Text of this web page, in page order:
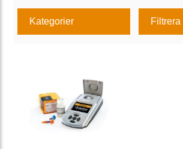
Kategorier Filtrera